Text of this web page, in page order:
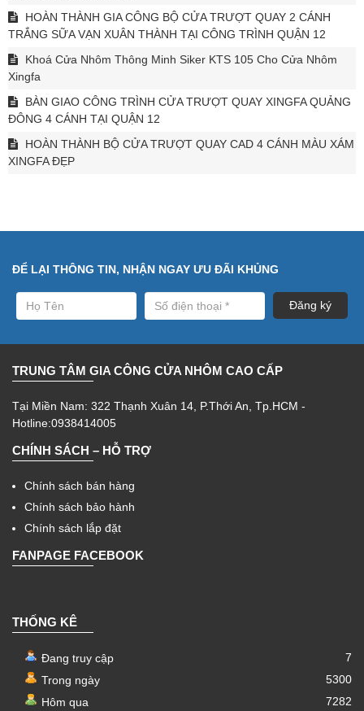
HOÀN THÀNH GIA CÔNG BỘ CỬA TRƯỢT QUAY 2 CÁNH
TRẮNG SỮA VẠN XUÂN THÀNH TẠI CÔNG TRÌNH QUẬN 12
Khoá Cửa Nhôm Thông Minh Siker KTS 105 Cho Cửa Nhôm
Xingfa
BÀN GIAO CÔNG TRÌNH CỬA TRƯỢT QUAY XINGFA QUẢNG
ĐÔNG 4 CÁNH TẠI QUẬN 12
HOÀN THÀNH BỘ CỬA TRƯỢT QUAY CAD 4 CÁNH MÀU XÁM
XINGFA ĐẸP
ĐỂ LẠI THÔNG TIN, NHẬN NGAY ƯU ĐÃI KHỦNG
TRUNG TÂM GIA CÔNG CỬA NHÔM CAO CẤP
Tại Miền Nam: 322 Thạnh Xuân 14, P.Thới An, Tp.HCM -
Hotline:0938414005
CHÍNH SÁCH – HỖ TRỢ
Chính sách bán hàng
Chính sách bảo hành
Chính sách lắp đặt
FANPAGE FACEBOOK
THỐNG KÊ
Đang truy cập
7
Trong ngày
5300
Hôm qua
7282